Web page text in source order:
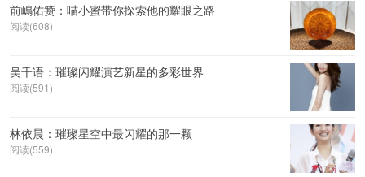
前嶋佑赞：喵小蜜带你探索他的耀眼之路
阅读(608)
吴千语：璀璨闪耀演艺新星的多彩世界
阅读(591)
林依晨：璀璨星空中最闪耀的那一颗
阅读(559)